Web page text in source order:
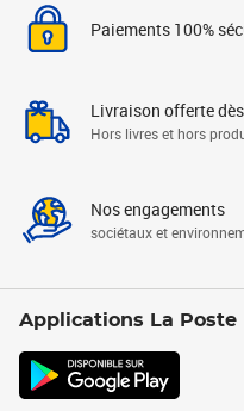
Paiements 100%
Livraison offerte
Hors livres et hors
Nos engagements
sociétaux et
Applications La Poste